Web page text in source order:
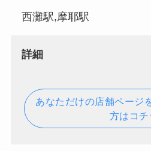
西灘駅,摩耶駅
詳細
あなただけの店舗ページ
方はコチ